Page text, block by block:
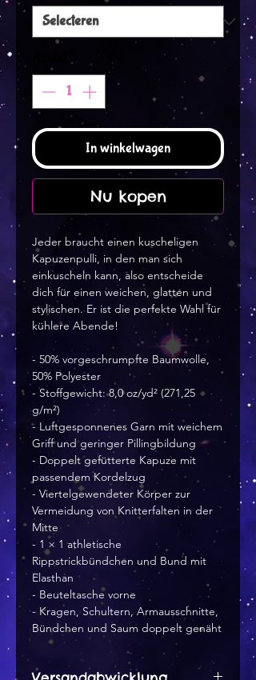
*
In winkelwagen
Nu kopen
Jeder braucht einen kuscheligen
Kapuzenpulli, in den man sich
einkuscheln kann, also entscheide
dich für einen weichen, glatten und
stylischen. Er ist die perfekte Wahl für
kühlere Abende!
- 50% vorgeschrumpfte Baumwolle,
50% Polyester
- Stoffgewicht: 8,0 oz/yd² (271,25
g/m²)
- Luftgesponnenes Garn mit weichem
Griff und geringer Pillingbildung
- Doppelt gefütterte Kapuze mit
passendem Kordelzug
- Viertelgewendeter Körper zur
Vermeidung von Knitterfalten in der
Mitte
- 1 × 1 athletische
Rippstrickbündchen und Bund mit
Elasthan
- Beuteltasche vorne
- Kragen, Schultern, Armausschnitte,
Bündchen und Saum doppelt genäht